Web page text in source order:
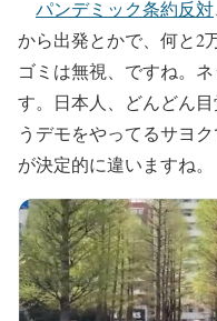
パンデミック条約反対
から出発とかで、何と2
ゴミは無視、ですね。
す。日本人、どんどん
うデモをやってるサヨ
が決定的に違いますね。